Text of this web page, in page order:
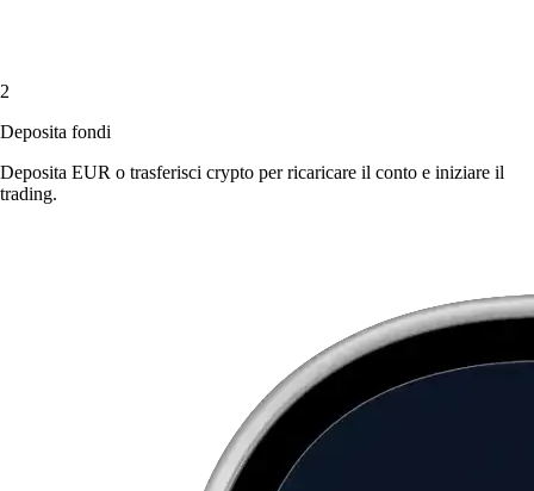
2
Deposita fondi
Deposita EUR o trasferisci crypto per ricaricare il conto e iniziare il
trading.